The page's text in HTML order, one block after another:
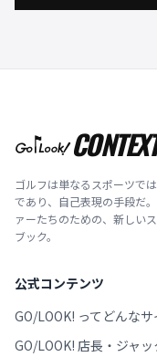
CONTEXT
ゴルフは単なるスポーツで
であり、自己表現の手段だ
ァーたちのための、新しい
ブック。
公式コンテンツ
GO/LOOK! ってどんなサ
GO/LOOK! 店長・ジャ